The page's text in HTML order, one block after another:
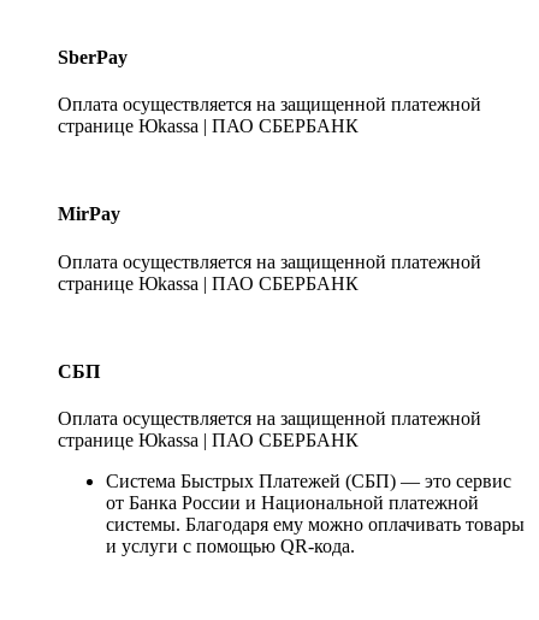
SberPay
Оплата осуществляется на защищенной платежной
странице Юkassa | ПАО СБЕРБАНК
MirPay
Оплата осуществляется на защищенной платежной
странице Юkassa | ПАО СБЕРБАНК
СБП
Оплата осуществляется на защищенной платежной
странице Юkassa | ПАО СБЕРБАНК
Система Быстрых Платежей (СБП) — это сервис
от Банка России и Национальной платежной
системы. Благодаря ему можно оплачивать товары
и услуги с помощью QR-кода.